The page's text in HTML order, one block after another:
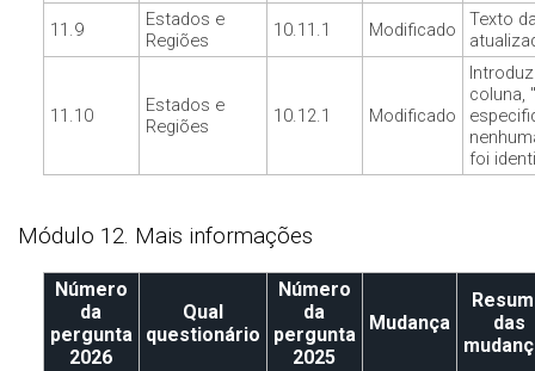
11.9
Estados e
Regiões
10.11.1 Modificado
Texto
11.10
Estados e
Regiões
10.12.1 Modificado
coluna,
foi
Módulo 12. Mais informações
Número
da
pergunta
2026
Qual
questionário
Número
da
pergunta
2025
Mudança
das